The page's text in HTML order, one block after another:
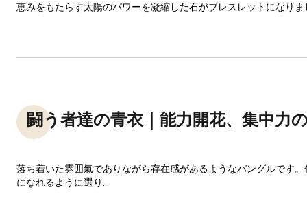
恵みをもたらす太陽のパワーを凝縮した石がブレスレットになりま
闘う者達の青衣｜能力開花、集中力
落ち着いた雰囲氣でありながら存在感があるようなバングルです
になれるように選り...